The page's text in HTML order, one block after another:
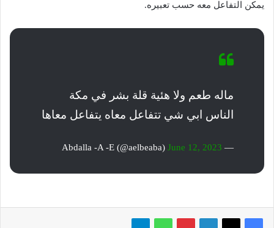
يمكن التفاعل معه حسب تعبيره.
ماله طعم ولا هئية قلة بشر في مكة
الناس ابي شي تتفاعل معاه يتفاعل معاها
— Abdalla -A -E (@aelbeaba)
June 12, 2023